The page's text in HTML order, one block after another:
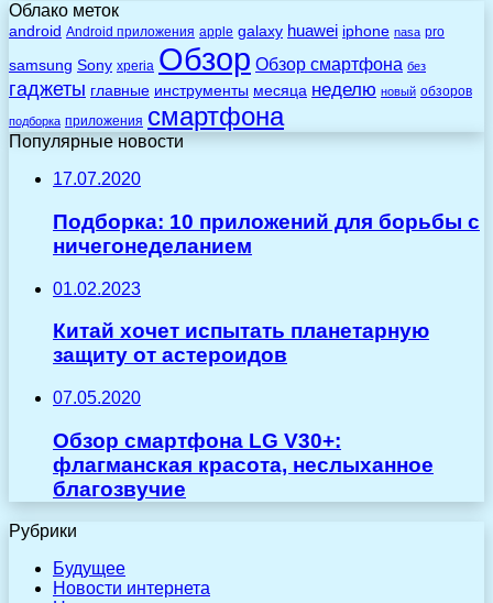
Облако меток
android Android приложения apple galaxy huawei iphone nasa pro
samsung Sony xperia Обзор Обзор смартфона без
гаджеты главные инструменты месяца неделю новый обзоров
подборка приложения смартфона
Популярные новости
17.07.2020
Подборка: 10 приложений для борьбы с
ничегонеделанием
01.02.2023
Китай хочет испытать планетарную
защиту от астероидов
07.05.2020
Обзор смартфона LG V30+:
флагманская красота, неслыханное
благозвучие
Рубрики
Будущее
Новости интернета